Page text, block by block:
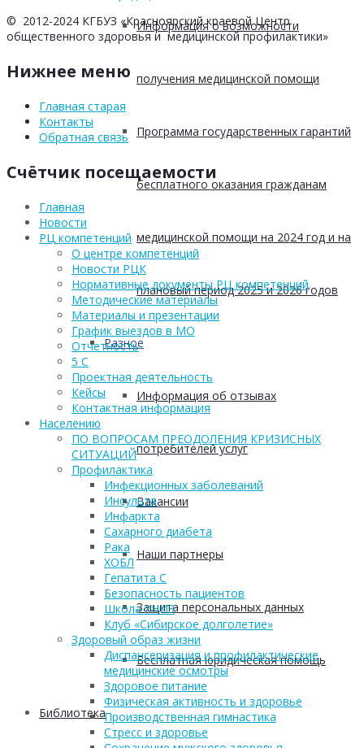
Информация о возможности
получения медицинской помощи
Программа государственных гарантий
бесплатного оказания гражданам
медицинской помощи на 2024 год и на
плановый период 2025 и 2026 годов
Разное
Информация об отзывах
потребителей услуг
Вакансии
Наши партнеры
Защита персональных данных
Бесплатная юридическая помощь
Библиотека
© 2012-2024 КГБУЗ «Красноярский краевой Центр
общественного здоровья и медицинской профилактики»
Нижнее меню
Главная старая
Контакты
Обратная связь
Счётчик посещаемости
Главная
Новости
РЦ компетенций
О центре компетенций
Новости РЦК
Нормативные документы РЦ компетенций
Методические материалы
Материалы и презентации
График выездов в МО
Отчетность
5 С
Проектная деятельность
Кейсы
Контактная информация
Населению
ПО ВОПРОСАМ ПРЕОДОЛЕНИЯ КРИЗИСНЫХ
СИТУАЦИЙ
Профилактика
Инфекционных заболеваний
Инсульта
Инфаркта
Сахарного диабета
Рака
ХОБЛ
Гепатита С
Безопасность пациентов
Школа ХНИЗ
Клуб «Сибирское долголетие»
Здоровый образ жизни
Диспансеризация и профилактические
медицинские осмотры
Здоровое питание
Физическая активность и здоровье
Производственная гимнастика
Стресс и здоровье